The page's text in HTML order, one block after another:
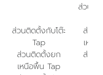
ส่วนติดตั้งกับโต๊ะ
Tap
ส่วนติดตั้งยก
เหนือพื้น Tap
ส่วนติ
ส่วน
เหนื
ส่วน